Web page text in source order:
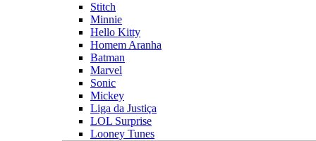
Stitch
Minnie
Hello Kitty
Homem Aranha
Batman
Marvel
Sonic
Mickey
Liga da Justiça
LOL Surprise
Looney Tunes